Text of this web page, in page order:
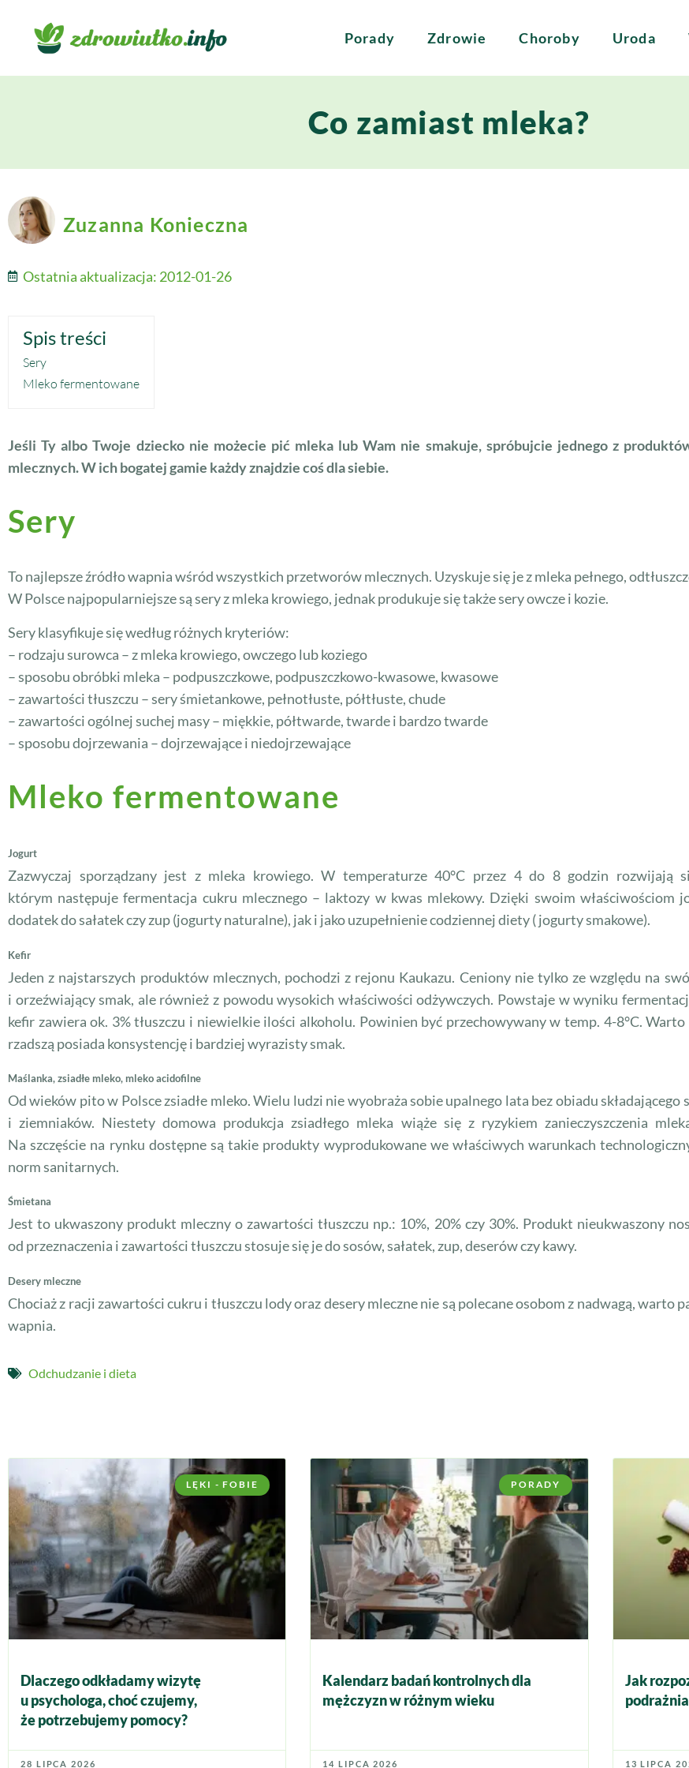
Porady Zdrowie Choroby Uroda
Co zamiast mleka?
Zuzanna Konieczna
Ostatnia aktualizacja: 2012-01-26
Spis treści
Sery
Mleko fermentowane
Jeśli Ty albo Twoje dziecko nie możecie pić mleka lub Wam nie smakuje, spróbujcie jednego z
mlecznych. W ich bogatej gamie każdy znajdzie coś dla siebie.
Sery
To najlepsze źródło wapnia wśród wszystkich przetworów mlecznych. Uzyskuje się je z mleka pełnego,
W Polsce najpopularniejsze są sery z mleka krowiego, jednak produkuje się także sery owcze i kozie.
Sery klasyfikuje się według różnych kryteriów:
– rodzaju surowca – z mleka krowiego, owczego lub koziego
– sposobu obróbki mleka – podpuszczkowe, podpuszczkowo-kwasowe, kwasowe
– zawartości tłuszczu – sery śmietankowe, pełnotłuste, półtłuste, chude
– zawartości ogólnej suchej masy – miękkie, półtwarde, twarde i bardzo twarde
– sposobu dojrzewania – dojrzewające i niedojrzewające
Mleko fermentowane
Jogurt
Zazwyczaj sporządzany jest z mleka krowiego. W temperaturze 40°C przez 4 do 8 godzin rozwijają
którym następuje fermentacja cukru mlecznego – laktozy w kwas mlekowy. Dzięki swoim właściwościom
dodatek do sałatek czy zup (jogurty naturalne), jak i jako uzupełnienie codziennej diety ( jogurty smakowe).
Kefir
Jeden z najstarszych produktów mlecznych, pochodzi z rejonu Kaukazu. Ceniony nie tylko ze względu na
i orzeźwiający smak, ale również z powodu wysokich właściwości odżywczych. Powstaje w wyniku
kefir zawiera ok. 3% tłuszczu i niewielkie ilości alkoholu. Powinien być przechowywany w temp. 4-8°C.
rzadszą posiada konsystencję i bardziej wyrazisty smak.
Maślanka, zsiadłe mleko, mleko acidofilne
Od wieków pito w Polsce zsiadłe mleko. Wielu ludzi nie wyobraża sobie upalnego lata bez obiadu składającego
i ziemniaków. Niestety domowa produkcja zsiadłego mleka wiąże się z ryzykiem zanieczyszczenia
Na szczęście na rynku dostępne są takie produkty wyprodukowane we właściwych warunkach
norm sanitarnych.
Śmietana
Jest to ukwaszony produkt mleczny o zawartości tłuszczu np.: 10%, 20% czy 30%. Produkt nieukwaszony
od przeznaczenia i zawartości tłuszczu stosuje się je do sosów, sałatek, zup, deserów czy kawy.
Desery mleczne
Chociaż z racji zawartości cukru i tłuszczu lody oraz desery mleczne nie są polecane osobom z nadwagą, warto
wapnia.
Odchudzanie i dieta
LĘKI - FOBIE
Dlaczego odkładamy wizytę
u psychologa, choć czujemy,
że potrzebujemy pomocy?
28 LIPCA 2026
PORADY
Kalendarz badań kontrolnych dla
mężczyzn w różnym wieku
14 LIPCA 2026
Jak
13 LIPCA